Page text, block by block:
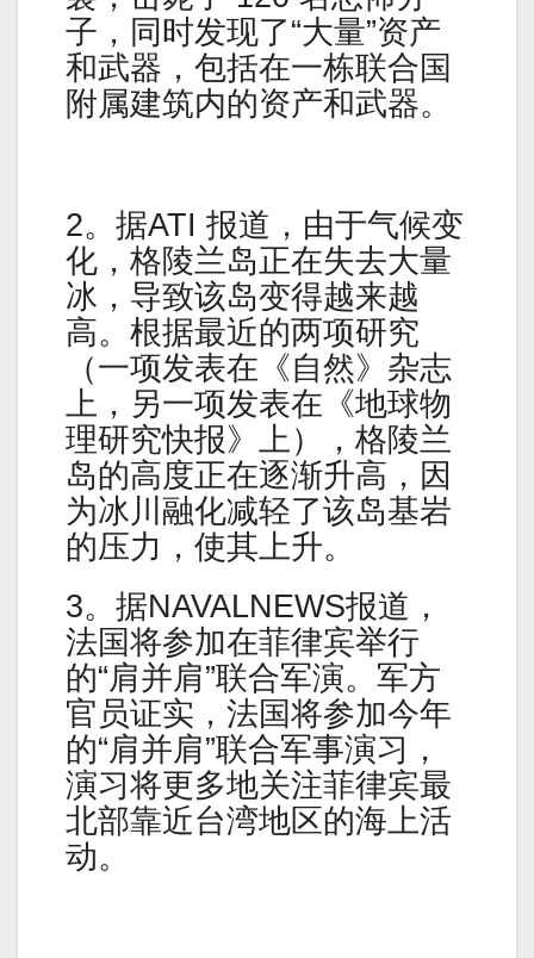
子，同时发现了“大量”资产
和武器，包括在一栋联合国
附属建筑内的资产和武器。
2。据ATI 报道，由于气候变
化，格陵兰岛正在失去大量
冰，导致该岛变得越来越
高。根据最近的两项研究
（一项发表在《自然》杂志
上，另一项发表在《地球物
理研究快报》上），格陵兰
岛的高度正在逐渐升高，因
为冰川融化减轻了该岛基岩
的压力，使其上升。
3。据NAVALNEWS报道，
法国将参加在菲律宾举行
的“肩并肩”联合军演。军方
官员证实，法国将参加今年
的“肩并肩”联合军事演习，
演习将更多地关注菲律宾最
北部靠近台湾地区的海上活
动。